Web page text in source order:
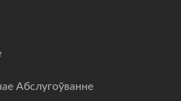
Абслугоўванне